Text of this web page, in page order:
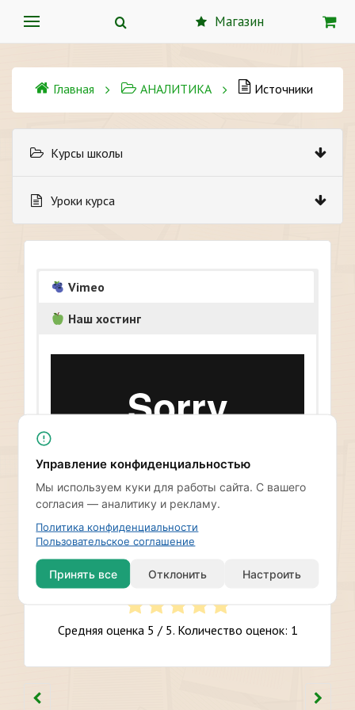
Магазин
Главная АНАЛИТИКА Источники
Курсы школы
Уроки курса
Vimeo
Наш хостинг
Воспроизвести
Насколько публикация полезна?
Нажмите на звезду, чтобы оценить!
Средняя оценка 5 / 5. Количество оценок: 1
Управление конфиденциальностью
Мы используем куки для работы сайта. С вашего
согласия — аналитику и рекламу.
Политика конфиденциальности
Пользовательское соглашение
Принять все Отклонить Настроить